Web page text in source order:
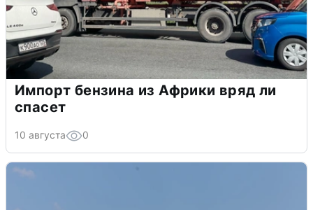
Импорт бензина из Африки вряд ли
спасет
10 августа 0